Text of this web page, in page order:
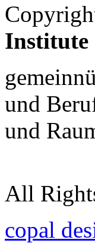
Institute
und
und
All
copal